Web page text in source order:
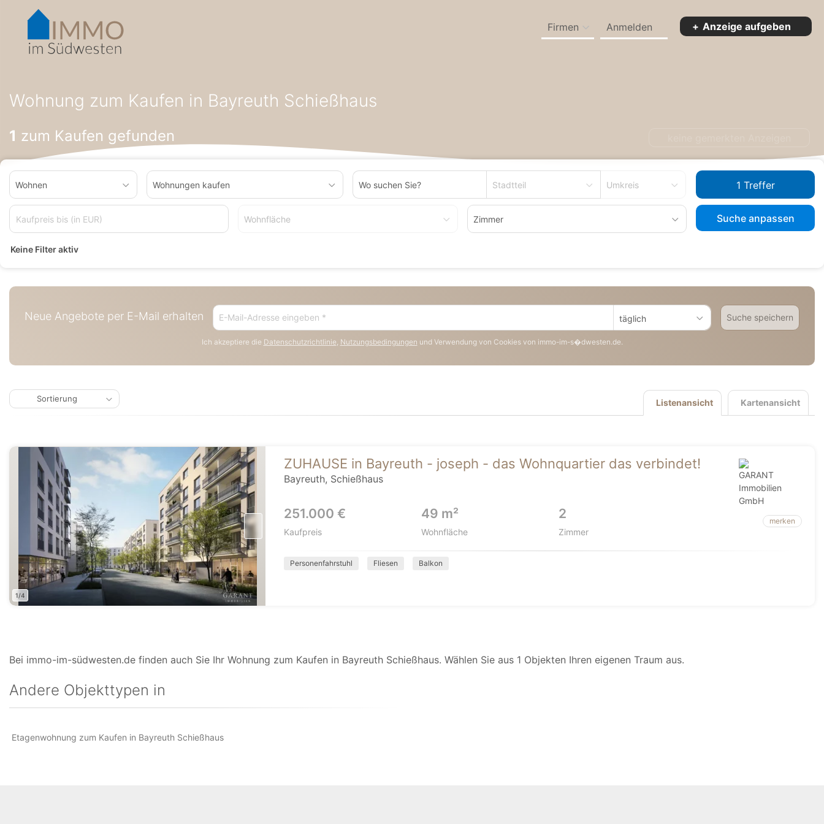
Accessibility-
Modus
Firmen Anmelden Anzeige aufgeben
Wohnung zum Kaufen in Bayreuth Schießhaus
1 zum Kaufen gefunden
Wohnen Wohnungen kaufen Stadtteil Umkreis
Wohnfläche Zimmer Suche anpassen
Keine Filter aktiv
Neue Angebote per E-Mail erhalten täglich Suche speichern
Ich akzeptiere die Datenschutzrichtlinie, Nutzungsbedingungen und Verwendung von Cookies von immo-im-s�dwesten.de.
Sortierung Kartenansicht
Listenansicht
1/4
ZUHAUSE in Bayreuth - joseph - das Wohnquartier das verbindet!
Bayreuth, Schießhaus
251.000 €
Kaufpreis
49 m²
Wohnfläche
2
Zimmer
merken
Personenfahrstuhl Fliesen Balkon
Bei immo-im-südwesten.de finden auch Sie Ihr Wohnung zum Kaufen in Bayreuth Schießhaus. Wählen Sie aus 1 Objekten Ihren eigenen Traum aus.
Andere Objekttypen in
Etagenwohnung zum Kaufen in Bayreuth Schießhaus